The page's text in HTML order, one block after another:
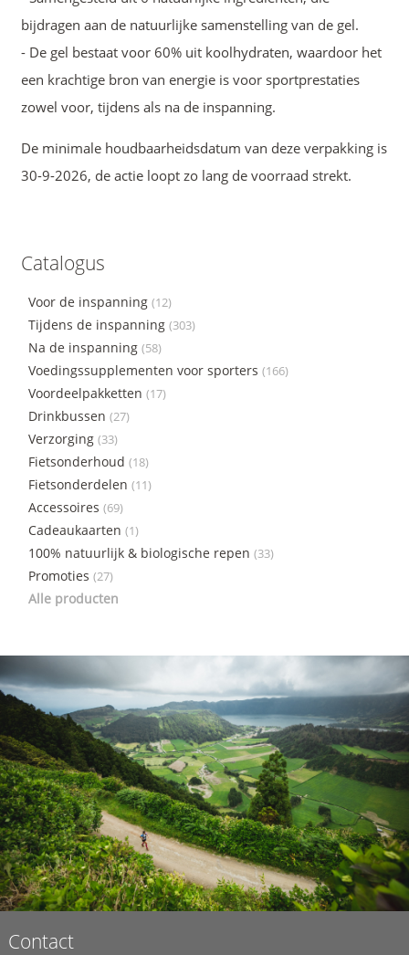
bijdragen aan de natuurlijke samenstelling van de gel.
- De gel bestaat voor 60% uit koolhydraten, waardoor het
een krachtige bron van energie is voor sportprestaties
zowel voor, tijdens als na de inspanning.
De minimale houdbaarheidsdatum van deze verpakking is
30-9-2026, de actie loopt zo lang de voorraad strekt.
Catalogus
Voor de inspanning (12)
Tijdens de inspanning (303)
Na de inspanning (58)
Voedingssupplementen voor sporters (166)
Voordeelpakketten (17)
Drinkbussen (27)
Verzorging (33)
Fietsonderhoud (18)
Fietsonderdelen (11)
Accessoires (69)
Cadeaukaarten (1)
100% natuurlijk & biologische repen (33)
Promoties (27)
Alle producten
Contact